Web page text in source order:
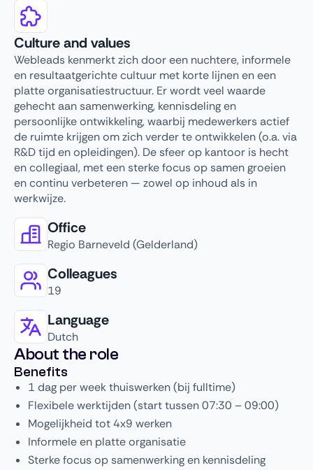
Culture and values
Webleads kenmerkt zich door een nuchtere, informele
en resultaatgerichte cultuur met korte lijnen en een
platte organisatiestructuur. Er wordt veel waarde
gehecht aan samenwerking, kennisdeling en
persoonlijke ontwikkeling, waarbij medewerkers actief
de ruimte krijgen om zich verder te ontwikkelen (o.a. via
R&D tijd en opleidingen). De sfeer op kantoor is hecht
en collegiaal, met een sterke focus op samen groeien
en continu verbeteren — zowel op inhoud als in
werkwijze.
Office
Regio Barneveld (Gelderland)
Colleagues
19
Language
Dutch
About the role
Benefits
1 dag per week thuiswerken (bij fulltime)
Flexibele werktijden (start tussen 07:30 – 09:00)
Mogelijkheid tot 4x9 werken
Informele en platte organisatie
Sterke focus op samenwerking en kennisdeling